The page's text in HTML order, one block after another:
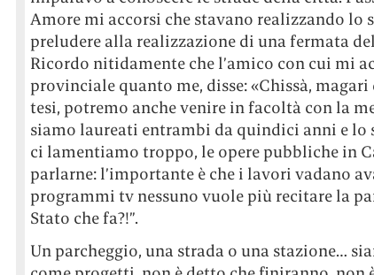
Amore mi accorsi che stavano realizzando lo
preludere alla realizzazione di una fermata
Ricordo nitidamente che l’amico con cui mi
provinciale quanto me, disse: «Chissà,
tesi, potremo anche venire in facoltà con la
siamo laureati entrambi da quindici anni e lo
ci lamentiamo troppo, le opere pubbliche in
parlarne: l’importante è che i lavori vadano
programmi tv nessuno vuole più recitare la
Stato che fa?!”.
Un parcheggio, una strada o una stazione…